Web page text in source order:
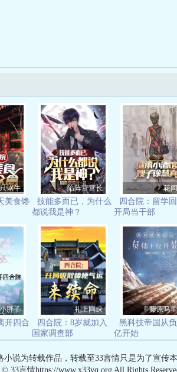
蜗牛
美食馋
陷阵营营长
技能多而已，为什么
都说我是神？
花
四合院：留学回
开局当干部
胖子
开四合
礼上网睐
四合院：8岁就加入
国家调查部
藤原马
黑科技帝国从
亿开始
说为转载作品，转载至33言情只是为了宣传
33言情https://www.x33yq.org All Rights